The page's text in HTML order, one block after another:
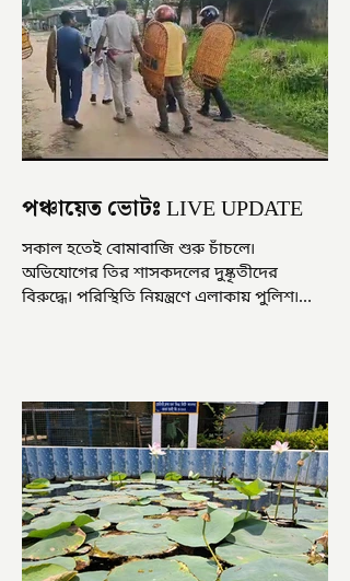
পঞ্চায়েত ভোটঃ LIVE UPDATE
সকাল হতেই বোমাবাজি শুরু চাঁচলে৷
অভিযোগের তির শাসকদলের দুষ্কৃতীদের
বিরুদ্ধে৷ পরিস্থিতি নিয়ন্ত্রণে এলাকায় পুলিশ৷